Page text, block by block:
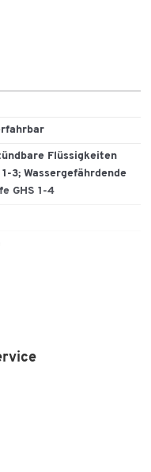
Flüssigkeiten
1-3; Wassergefährdende
GHS 1-4